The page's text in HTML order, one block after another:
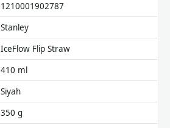
1210001902787
Stanley
IceFlow Flip Straw
410 ml
Siyah
350 g